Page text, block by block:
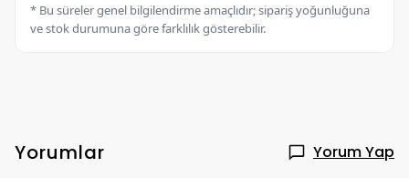
* Bu süreler genel bilgilendirme amaçlıdır; sipariş yoğunluğuna
ve stok durumuna göre farklılık gösterebilir.
Yorumlar Yorum Yap